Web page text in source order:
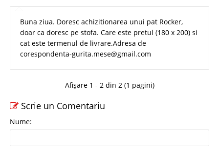
Buna ziua. Doresc achizitionarea unui pat Rocker,
doar ca doresc pe stofa. Care este pretul (180 x 200) si
cat este termenul de livrare.Adresa de
corespondenta-gurita.mese@gmail.com
Afișare 1 - 2 din 2 (1 pagini)
Scrie un Comentariu
Nume: